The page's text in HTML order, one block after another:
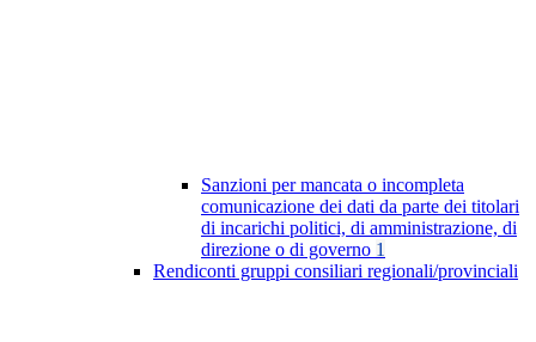
Sanzioni per mancata o incompleta
comunicazione dei dati da parte dei titolari
di incarichi politici, di amministrazione, di
direzione o di governo 1
Rendiconti gruppi consiliari regionali/provinciali